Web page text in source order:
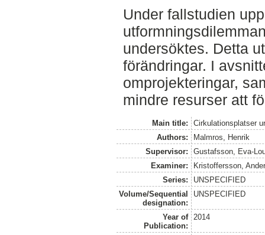
Under fallstudien
undersöktes. Detta
förändringar. I
omprojekteringar,
mindre resurser att
Main title:
Cirkulationsplatser
Authors:
Malmros, Henrik
Supervisor:
Gustafsson, Eva-
Examiner:
Kristoffersson,
Series:
UNSPECIFIED
Volume/Sequential
designation:
UNSPECIFIED
Year of
Publication:
2014